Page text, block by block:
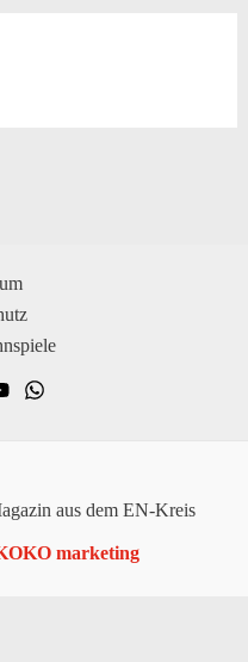
aus dem EN-Kreis
marketing